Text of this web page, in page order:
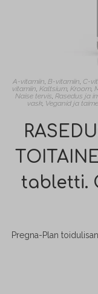
A-vitamiin, B-vitamiin, C-
vitamiin, Kaltsium, Kroom,
Naise tervis, Rasedus ja
vask, Veganid ja
tabletti.